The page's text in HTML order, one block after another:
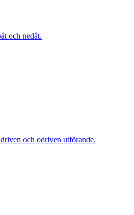
och nedåt.
och odriven utförande.